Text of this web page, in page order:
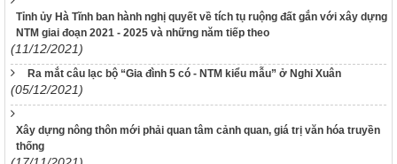
Tỉnh ủy Hà Tĩnh ban hành nghị quyết về tích tụ ruộng đất gắn với xây dựng
NTM giai đoạn 2021 - 2025 và những năm tiếp theo
(11/12/2021)
Ra mắt câu lạc bộ “Gia đình 5 có - NTM kiểu mẫu” ở Nghi Xuân
(05/12/2021)
Xây dựng nông thôn mới phải quan tâm cảnh quan, giá trị văn hóa truyền
thống